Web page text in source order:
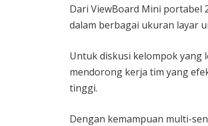
Dari ViewBoard Mini portabel
dalam berbagai ukuran layar
Untuk diskusi kelompok yang
mendorong kerja tim yang
tinggi.
Dengan kemampuan multi-